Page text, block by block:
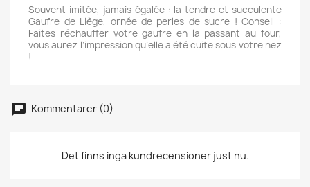
Souvent imitée, jamais égalée : la tendre et succulente
Gaufre de Liège, ornée de perles de sucre ! Conseil :
Faites réchauffer votre gaufre en la passant au four,
vous aurez l’impression qu’elle a été cuite sous votre nez
!
Kommentarer (0)
Det finns inga kundrecensioner just nu.